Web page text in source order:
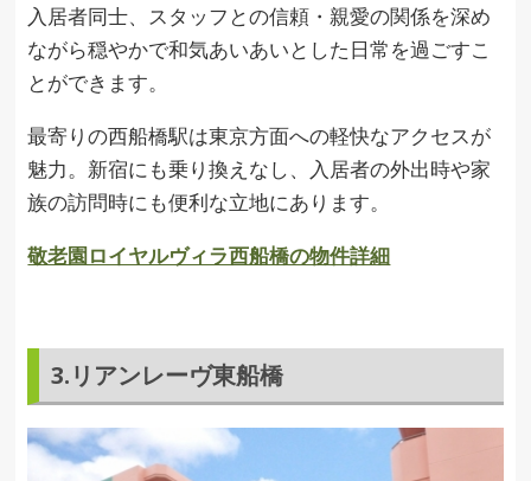
入居者同士、スタッフとの信頼・親愛の関係を深め
ながら穏やかで和気あいあいとした日常を過ごすこ
とができます。
最寄りの西船橋駅は東京方面への軽快なアクセスが
魅力。新宿にも乗り換えなし、入居者の外出時や家
族の訪問時にも便利な立地にあります。
敬老園ロイヤルヴィラ西船橋の物件詳細
3.リアンレーヴ東船橋